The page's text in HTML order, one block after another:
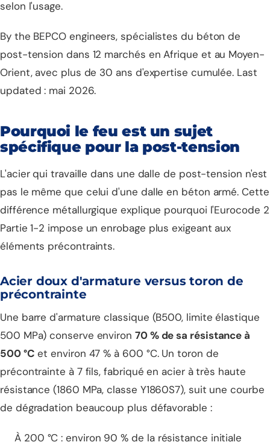
selon l'usage.
By the BEPCO engineers, spécialistes du béton de
post-tension dans 12 marchés en Afrique et au Moyen-
Orient, avec plus de 30 ans d'expertise cumulée. Last
updated : mai 2026.
Pourquoi le feu est un sujet
spécifique pour la post-tension
L'acier qui travaille dans une dalle de post-tension n'est
pas le même que celui d'une dalle en béton armé. Cette
différence métallurgique explique pourquoi l'Eurocode 2
Partie 1-2 impose un enrobage plus exigeant aux
éléments précontraints.
Acier doux d'armature versus toron de
précontrainte
Une barre d'armature classique (B500, limite élastique
500 MPa) conserve environ 70 % de sa résistance à
500 °C et environ 47 % à 600 °C. Un toron de
précontrainte à 7 fils, fabriqué en acier à très haute
résistance (1860 MPa, classe Y1860S7), suit une courbe
de dégradation beaucoup plus défavorable :
À 200 °C : environ 90 % de la résistance initiale